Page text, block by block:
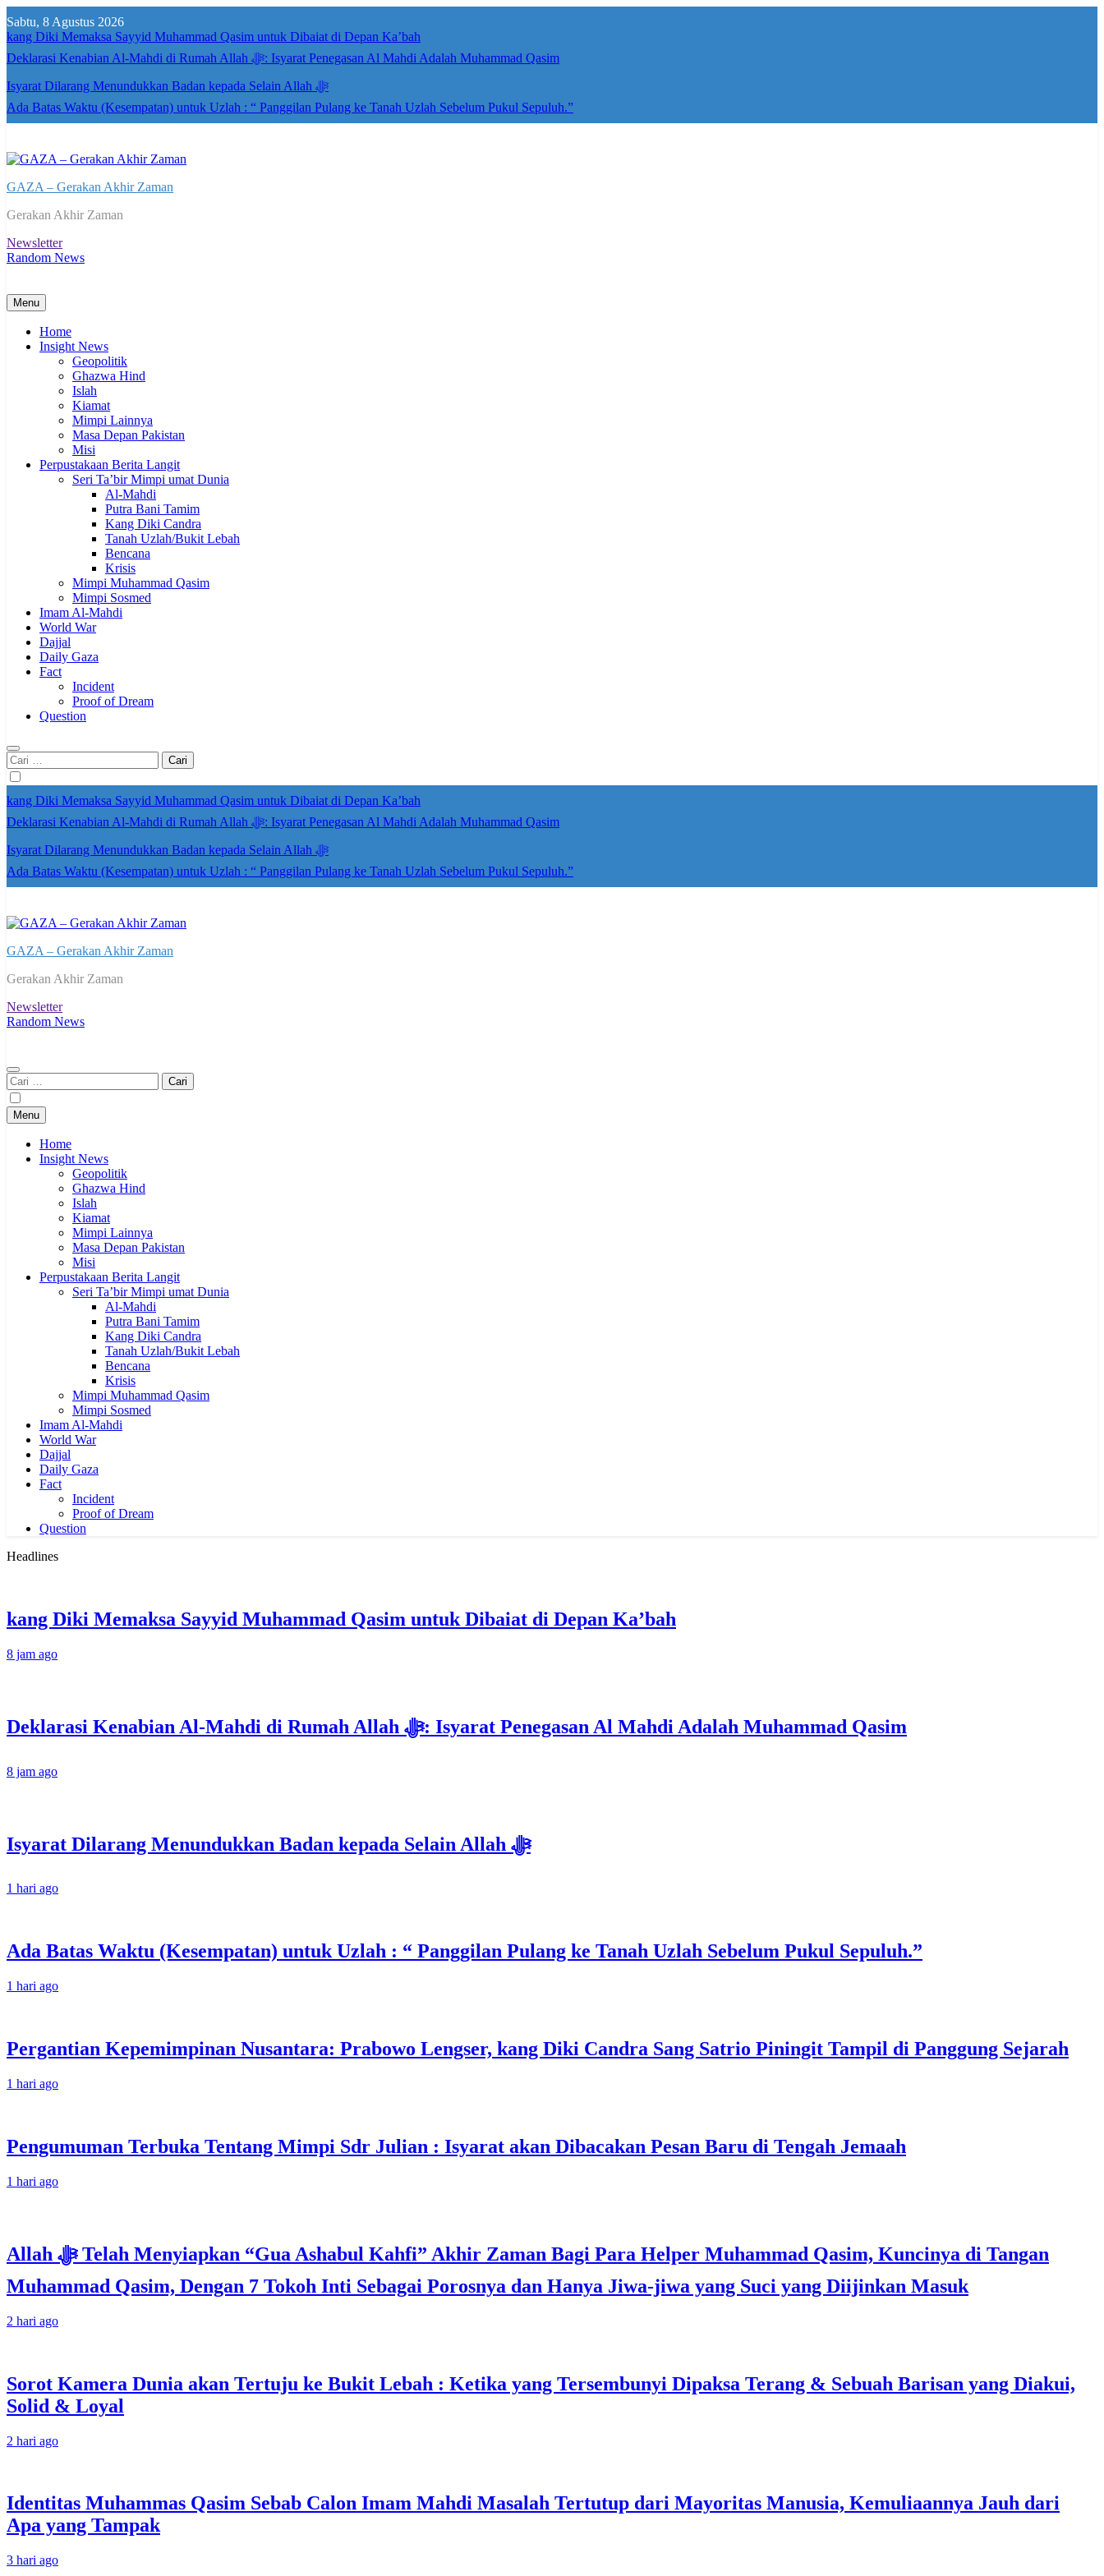
to
content
Sabtu, 8 Agustus 2026
kang Diki Memaksa Sayyid Muhammad Qasim untuk Dibaiat di Depan Ka’bah
Deklarasi Kenabian Al-Mahdi di Rumah Allah ﷻ: Isyarat Penegasan Al Mahdi Adalah Muhammad Qasim
Isyarat Dilarang Menundukkan Badan kepada Selain Allah ﷻ
Ada Batas Waktu (Kesempatan) untuk Uzlah : “ Panggilan Pulang ke Tanah Uzlah Sebelum Pukul Sepuluh.”
GAZA – Gerakan Akhir Zaman
Gerakan Akhir Zaman
Newsletter
Random News
Menu
Home
Insight News
Geopolitik
Ghazwa Hind
Islah
Kiamat
Mimpi Lainnya
Masa Depan Pakistan
Misi
Perpustakaan Berita Langit
Seri Ta’bir Mimpi umat Dunia
Al-Mahdi
Putra Bani Tamim
Kang Diki Candra
Tanah Uzlah/Bukit Lebah
Bencana
Krisis
Mimpi Muhammad Qasim
Mimpi Sosmed
Imam Al-Mahdi
World War
Dajjal
Daily Gaza
Fact
Incident
Proof of Dream
Question
Cari
untuk:
kang Diki Memaksa Sayyid Muhammad Qasim untuk Dibaiat di Depan Ka’bah
Deklarasi Kenabian Al-Mahdi di Rumah Allah ﷻ: Isyarat Penegasan Al Mahdi Adalah Muhammad Qasim
Isyarat Dilarang Menundukkan Badan kepada Selain Allah ﷻ
Ada Batas Waktu (Kesempatan) untuk Uzlah : “ Panggilan Pulang ke Tanah Uzlah Sebelum Pukul Sepuluh.”
GAZA – Gerakan Akhir Zaman
Gerakan Akhir Zaman
Newsletter
Random News
Cari
untuk:
Menu
Home
Insight News
Geopolitik
Ghazwa Hind
Islah
Kiamat
Mimpi Lainnya
Masa Depan Pakistan
Misi
Perpustakaan Berita Langit
Seri Ta’bir Mimpi umat Dunia
Al-Mahdi
Putra Bani Tamim
Kang Diki Candra
Tanah Uzlah/Bukit Lebah
Bencana
Krisis
Mimpi Muhammad Qasim
Mimpi Sosmed
Imam Al-Mahdi
World War
Dajjal
Daily Gaza
Fact
Incident
Proof of Dream
Question
Headlines
kang Diki Memaksa Sayyid Muhammad Qasim untuk Dibaiat di Depan Ka’bah
8 jam ago
Deklarasi Kenabian Al-Mahdi di Rumah Allah ﷻ: Isyarat Penegasan Al Mahdi Adalah Muhammad Qasim
8 jam ago
Isyarat Dilarang Menundukkan Badan kepada Selain Allah ﷻ
1 hari ago
Ada Batas Waktu (Kesempatan) untuk Uzlah : “ Panggilan Pulang ke Tanah Uzlah Sebelum Pukul Sepuluh.”
1 hari ago
Pergantian Kepemimpinan Nusantara: Prabowo Lengser, kang Diki Candra Sang Satrio Piningit Tampil di Panggung Sejarah
1 hari ago
Pengumuman Terbuka Tentang Mimpi Sdr Julian : Isyarat akan Dibacakan Pesan Baru di Tengah Jemaah
1 hari ago
Allah ﷻ Telah Menyiapkan “Gua Ashabul Kahfi” Akhir Zaman Bagi Para Helper Muhammad Qasim, Kuncinya di Tangan
Muhammad Qasim, Dengan 7 Tokoh Inti Sebagai Porosnya dan Hanya Jiwa-jiwa yang Suci yang Diijinkan Masuk
2 hari ago
Sorot Kamera Dunia akan Tertuju ke Bukit Lebah : Ketika yang Tersembunyi Dipaksa Terang & Sebuah Barisan yang Diakui,
Solid & Loyal
2 hari ago
Identitas Muhammas Qasim Sebab Calon Imam Mahdi Masalah Tertutup dari Mayoritas Manusia, Kemuliaannya Jauh dari
Apa yang Tampak
3 hari ago